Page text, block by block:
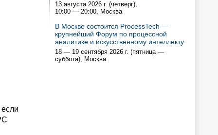
13 августа 2026 г. (четверг),
10:00 — 20:00, Москва
В Москве состоится ProcessTech —
крупнейший Форум по процессной
аналитике и искусственному интеллекту
18 — 19 сентября 2026 г. (пятница —
суббота), Москва